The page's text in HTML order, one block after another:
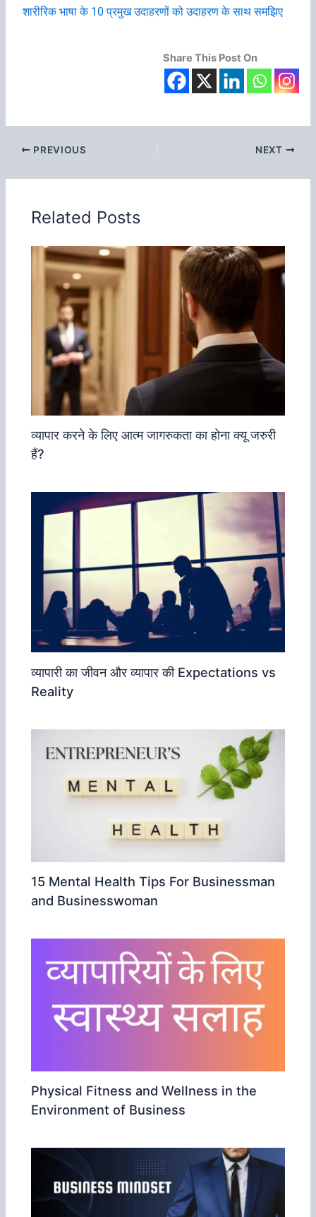
शारीरिक भाषा के 10 प्रमुख उदाहरणों को उदाहरण के साथ समझिए
Share This Post On
PREVIOUS NEXT
Related Posts
व्‍यापार करने के लिए आत्‍म जागरुकता का होना क्‍यू जरुरी
हैं?
व्‍यापारी का जीवन और व्‍यापार की Expectations vs
Reality
15 Mental Health Tips For Businessman
and Businesswoman
Physical Fitness and Wellness in the
Environment of Business